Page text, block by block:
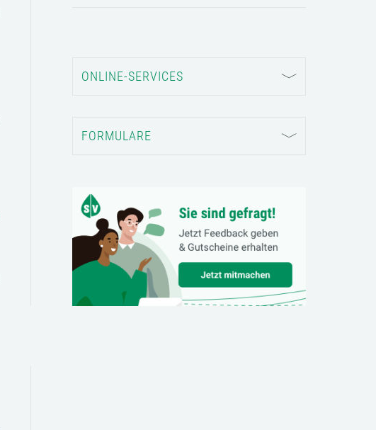
ONLINE-SERVICES
FORMULARE